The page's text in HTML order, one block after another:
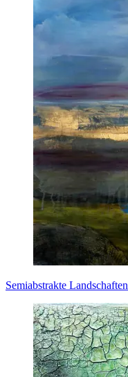
Semiabstrakte Landschaften